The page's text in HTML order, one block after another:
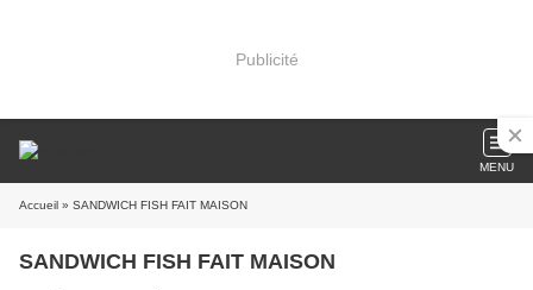
Publicité
MENU
Accueil » SANDWICH FISH FAIT MAISON
SANDWICH FISH FAIT MAISON